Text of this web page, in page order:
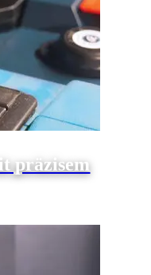
präzisem